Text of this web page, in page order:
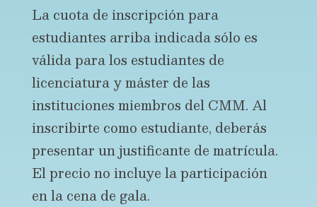
La cuota de inscripción para
estudiantes arriba indicada sólo es
válida para los estudiantes de
licenciatura y máster de las
instituciones miembros del CMM. Al
inscribirte como estudiante, deberás
presentar un justificante de matrícula.
El precio no incluye la participación
en la cena de gala.